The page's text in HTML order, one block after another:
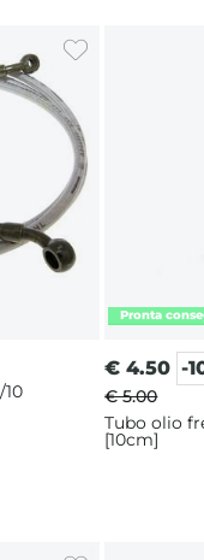
€ 4.50 -
€ 5.00
Tubo olio
[10cm]